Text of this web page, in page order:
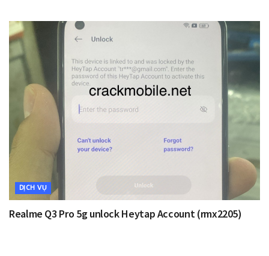
DỊCH VỤ
Realme Q3 Pro 5g unlock Heytap Account (rmx2205)